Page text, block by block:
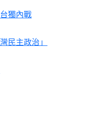
獨內戰
民主政治」